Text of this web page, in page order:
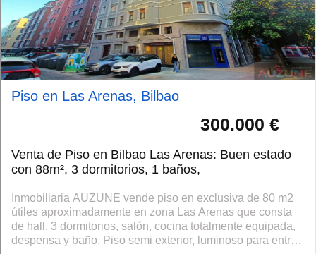
Piso en Las Arenas, Bilbao
300.000 €
Venta de Piso en Bilbao Las Arenas: Buen estado
con 88m², 3 dormitorios, 1 baños,
Inmobiliaria AUZUNE vende piso en exclusiva de 80 m2
útiles aproximadamente en zona Las Arenas que consta
de hall, 3 dormitorios, salón, cocina totalmente equipada,
despensa y baño. Piso semi exterior, luminoso para entrar